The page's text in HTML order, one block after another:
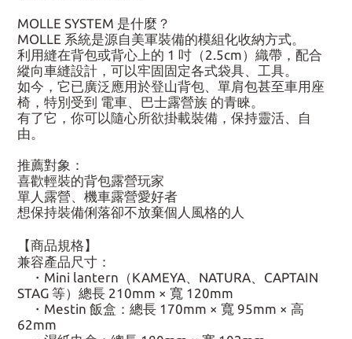
MOLLE SYSTEM 是什麼？
MOLLE 系統是源自美軍裝備的模組化收納方式。
利用縫在背包或背心上的 1 吋（2.5cm）織帶，配合
縱向車縫設計，可以牢固固定各式袋具、工具。
如今，它已廣泛應用於登山背包、單肩包甚至車用座
椅，特別受到 電車、巴士露營族 的青睞。
有了它，你可以隨心所欲掛載裝備，保持靈活、自
由。
推薦對象：
喜歡輕裝的背包露營玩家
單人露營、機車露營愛好者
想保持裝備俐落卻不放棄個人風格的人
【商品規格】
兼容產品尺寸：
・Mini lantern（KAMEYA、NATURA、CAPTAIN
STAG 等）總長 210mm × 寬 120mm
・Mestin 飯盒：總長 170mm × 寬 95mm × 高
62mm